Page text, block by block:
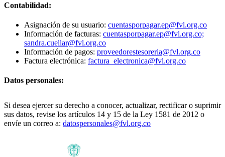
Contabilidad:
Asignación de su usuario: cuentasporpagar.ep@fvl.org.co
Información de facturas: cuentasporpagar.ep@fvl.org.co;
sandra.cuellar@fvl.org.co
Información de pagos: proveedorestesoreria@fvl.org.co
Factura electrónica: factura_electronica@fvl.org.co
Datos personales:
Si desea ejercer su derecho a conocer, actualizar, rectificar o suprimir
sus datos, revise los artículos 14 y 15 de la Ley 1581 de 2012 o
envíe un correo a: datospersonales@fvl.org.co